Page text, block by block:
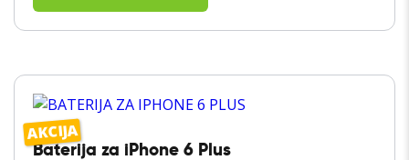
AKCIJA
Baterija za iPhone 6 Plus